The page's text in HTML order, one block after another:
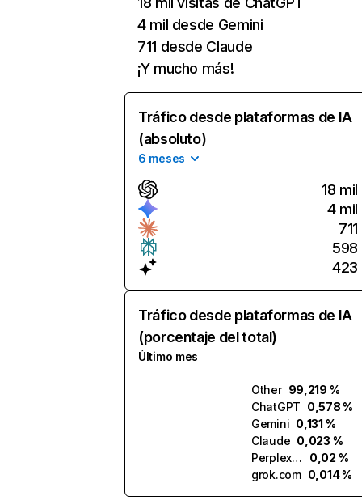
4 mil desde Gemini
711 desde Claude
¡Y mucho más!
Tráfico desde plataformas de IA
(absoluto)
6 meses
18 mil
4 mil
711
598
423
Tráfico desde plataformas de IA
(porcentaje del total)
Último mes
Other 99,219 %
ChatGPT 0,578 %
Gemini 0,131 %
Claude 0,023 %
Perplexity
0,02 %
grok.com 0,014 %